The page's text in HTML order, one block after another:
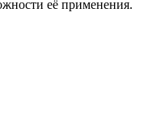
её применения.